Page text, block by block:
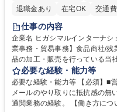
退職金あり
在宅OK 交通
仕事の内容
企業名 ヒガシマルインターナショナル株式会社
業事務・貿易事務】食品商社/残業少な
品の加工・販売を行っている当
します。営業社員のサポートポ
調整まで幅広く対応し、当社事業
業務、請求書発行 ■海外工場と
の確認・作成 ■配送手配 ■通関
必要な経験・能力等
必要な経験・能力等 【必須】■
メールのやり取りに抵抗感の無
通関業務の経験。 【働き方について】所定労働時間は7時間と短めで、残